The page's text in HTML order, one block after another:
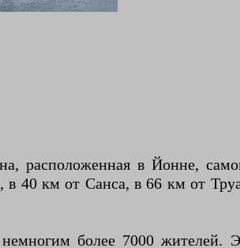
расположенная в Йонне,
40 км от Санса, в 66 км от
более 7000 жителей.